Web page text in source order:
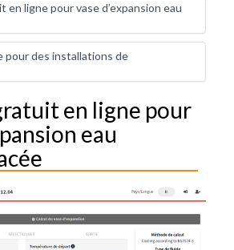
en ligne pour vase d’expansion eau
pour des installations de
en ligne pour
eau